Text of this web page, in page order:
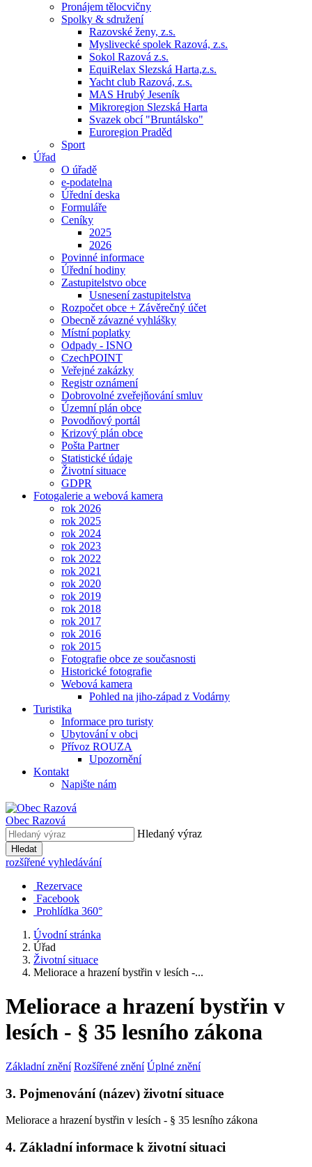
Pronájem tělocvičny
Spolky & sdružení
Razovské ženy, z.s.
Myslivecké spolek Razová, z.s.
Sokol Razová z.s.
EquiRelax Slezská Harta,z.s.
Yacht club Razová, z.s.
MAS Hrubý Jeseník
Mikroregion Slezská Harta
Svazek obcí "Bruntálsko"
Euroregion Praděd
Sport
Úřad
O úřadě
e-podatelna
Úřední deska
Formuláře
Ceníky
2025
2026
Povinné informace
Úřední hodiny
Zastupitelstvo obce
Usnesení zastupitelstva
Rozpočet obce + Závěrečný účet
Obecně závazné vyhlášky
Místní poplatky
Odpady - ISNO
CzechPOINT
Veřejné zakázky
Registr oznámení
Dobrovolné zveřejňování smluv
Územní plán obce
Povodňový portál
Krizový plán obce
Pošta Partner
Statistické údaje
Životní situace
GDPR
Fotogalerie a webová kamera
rok 2026
rok 2025
rok 2024
rok 2023
rok 2022
rok 2021
rok 2020
rok 2019
rok 2018
rok 2017
rok 2016
rok 2015
Fotografie obce ze současnosti
Historické fotografie
Webová kamera
Pohled na jiho-západ z Vodárny
Turistika
Informace pro turisty
Ubytování v obci
Přívoz ROUZA
Upozornění
Kontakt
Napište nám
Obec Razová
Hledaný výraz
Hledat
rozšířené vyhledávání
Rezervace
Facebook
Prohlídka 360°
Úvodní stránka
Úřad
Životní situace
Meliorace a hrazení bystřin v lesích -...
Meliorace a hrazení bystřin v
lesích - § 35 lesního zákona
Základní znění Rozšířené znění Úplné znění
3. Pojmenování (název) životní situace
Meliorace a hrazení bystřin v lesích - § 35 lesního zákona
4. Základní informace k životní situaci